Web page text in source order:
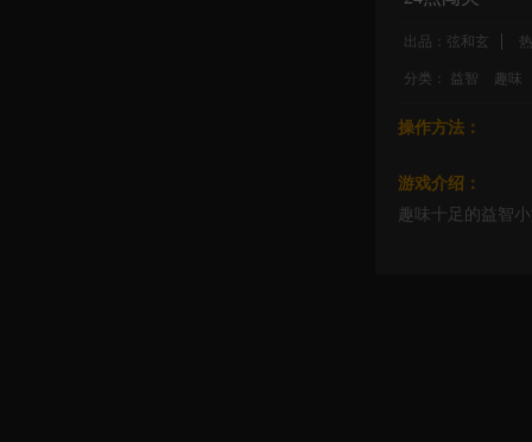
出品：弦和玄
分类： 益智 趣味
操作方法：
游戏介绍：
趣味十足的益智